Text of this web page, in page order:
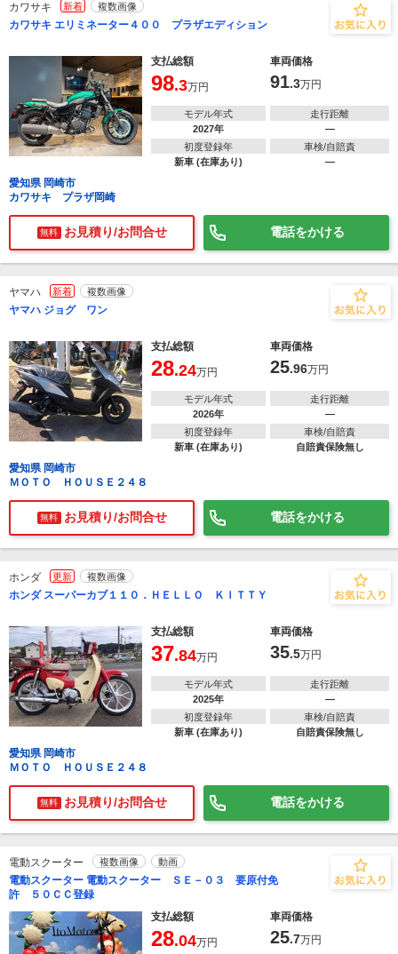
カワサキ 新着 複数画像
カワサキ エリミネーター４００ プラザエディション
支払総額 車両価格
98.3万円 91.3万円
モデル年式
2027年
走行距離
―
初度登録年
新車 (在庫あり)
車検/自賠責
―
愛知県 岡崎市
カワサキ プラザ岡崎
無料 お見積り/お問合せ 電話をかける
ヤマハ 新着 複数画像
ヤマハ ジョグ ワン
支払総額 車両価格
28.24万円 25.96万円
モデル年式
2026年
走行距離
―
初度登録年
新車 (在庫あり)
車検/自賠責
自賠責保険無し
愛知県 岡崎市
ＭＯＴＯ ＨＯＵＳＥ２４８
無料 お見積り/お問合せ 電話をかける
ホンダ 更新 複数画像
ホンダ スーパーカブ１１０．ＨＥＬＬＯ ＫＩＴＴＹ
支払総額 車両価格
37.84万円 35.5万円
モデル年式
2025年
走行距離
―
初度登録年
新車 (在庫あり)
車検/自賠責
自賠責保険無し
愛知県 岡崎市
ＭＯＴＯ ＨＯＵＳＥ２４８
無料 お見積り/お問合せ 電話をかける
電動スクーター 複数画像 動画
電動スクーター 電動スクーター ＳＥ－０３ 要原付免
許 ５０ＣＣ登録
支払総額
車両価格
28.04万円 25.7万円